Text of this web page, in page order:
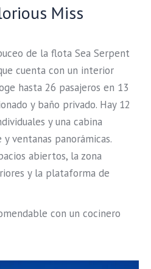
Miss
de la flota Sea Serpent
cuenta con un interior
hasta 26 pasajeros en 13
y baño privado. Hay 12
y una cabina
ventanas panorámicas.
abiertos, la zona
y la plataforma de
con un cocinero